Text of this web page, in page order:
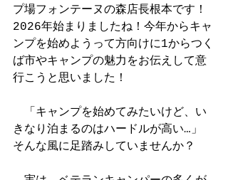
プ場フォンテーヌの森店長根本です！
2026年始まりましたね！今年からキャ
ンプを始めようって方向けに1からつく
ば市やキャンプの魅力をお伝えして意
行こうと思いました！
「キャンプを始めてみたいけど、い
きなり泊まるのはハードルが高い…」
そんな風に足踏みしていませんか？